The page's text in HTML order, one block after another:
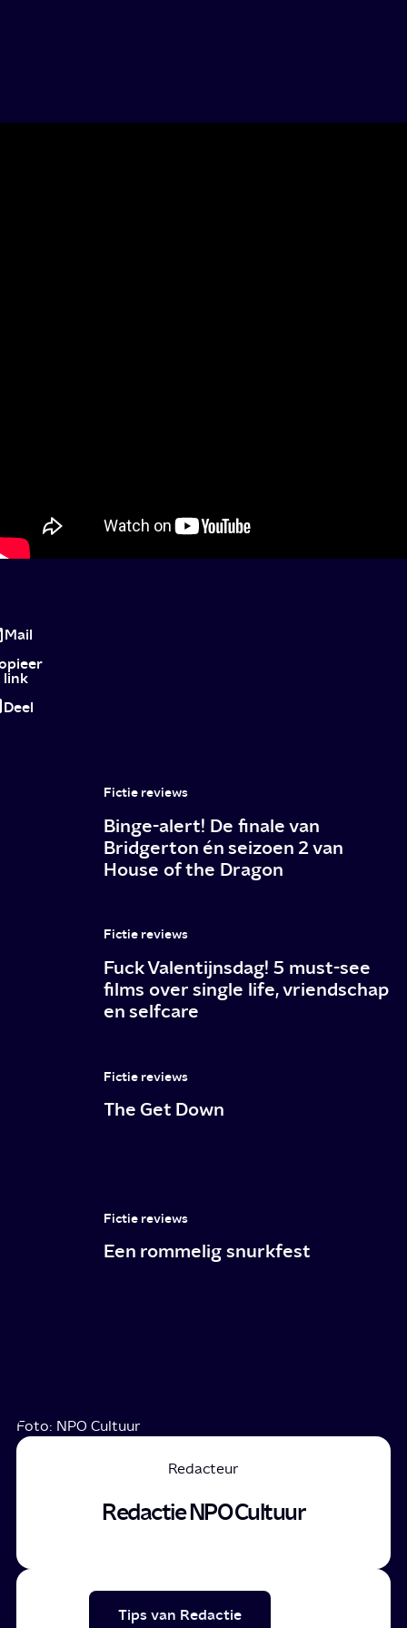
Irishman:
epische
trip
down
Mail
link
Deel
Fictie reviews
Binge-alert! De finale van
Bridgerton én seizoen 2 van
House of the Dragon
Fictie reviews
Fuck Valentijnsdag! 5 must-see
films over single life, vriendschap
en selfcare
Fictie reviews
The Get Down
Fictie reviews
Een rommelig snurkfest
Foto: NPO Cultuur
Redacteur
Redactie NPO Cultuur
Tips van Redactie